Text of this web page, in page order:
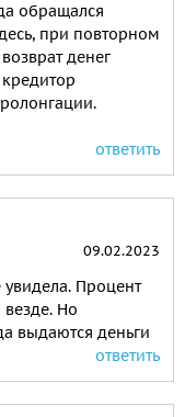
обращался
при повторном
денег
ответить
09.02.2023
Процент
везде. Но
выдаются деньги
ответить